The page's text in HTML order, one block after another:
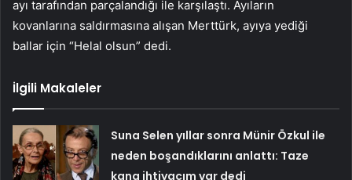
ayı tarafından parçalandığı ile karşılaştı. Ayıların
kovanlarına saldırmasına alışan Merttürk, ayıya yediği
ballar için “Helal olsun” dedi.
İlgili Makaleler
Suna Selen yıllar sonra Münir Özkul ile
neden boşandıklarını anlattı: Taze
kana ihtiyacım var dedi